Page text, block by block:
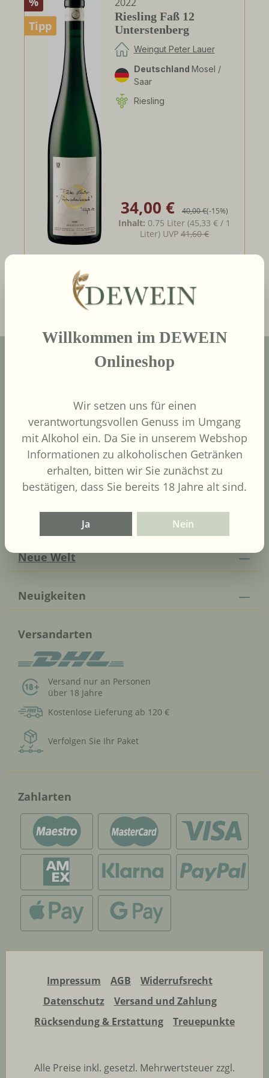
Tipp
Riesling Faß 12
Unterstenberg
Weingut Peter Lauer
Deutschland Mosel /
Saar
Riesling
Verkaufspreis:
34,00 € Regulärer Preis:
40,00 €(-15%)
Inhalt: 0.75 Liter(45,33 € / 1
Liter) UVP41,60 €
Kontaktiere uns
Weine
Neue Welt
Neuigkeiten
Versandarten
Versand nur an Personen
über 18 Jahre
Kostenlose Lieferung ab 120 €
Verfolgen Sie Ihr Paket
Zahlarten
Impressum AGB
Widerrufsrecht
Datenschutz
Versand und Zahlung
Rücksendung & Erstattung
Treuepunkte
Alle Preise inkl. gesetzl. Mehrwertsteuer zzgl.
Willkommen im DEWEIN
Onlineshop
Wir setzen uns für einen
verantwortungsvollen Genuss im Umgang
mit Alkohol ein. Da Sie in unserem Webshop
Informationen zu alkoholischen Getränken
erhalten, bitten wir Sie zunächst zu
bestätigen, dass Sie bereits 18 Jahre alt sind.
Ja Nein